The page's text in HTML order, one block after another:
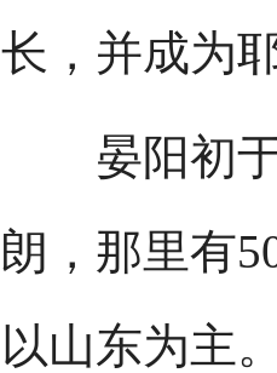
长，并成为
晏阳初于
朗，那里有
以山东为主